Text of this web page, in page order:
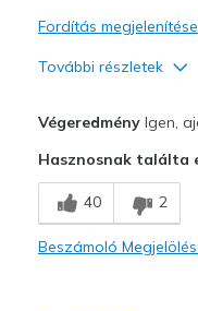
Fordítás megjelenítése
További részletek
Comfortable
Stylish
VégeredményIgen,
Hasznosnak találta
40 2
Beszámoló